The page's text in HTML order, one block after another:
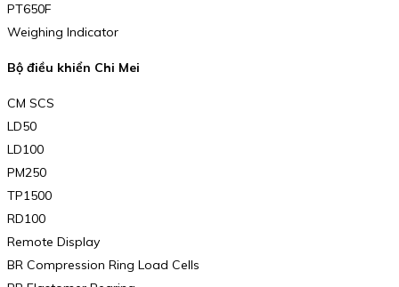
PT650F
Weighing Indicator
Bộ điều khiển Chi Mei
CM SCS
LD50
LD100
PM250
TP1500
RD100
Remote Display
BR Compression Ring Load Cells